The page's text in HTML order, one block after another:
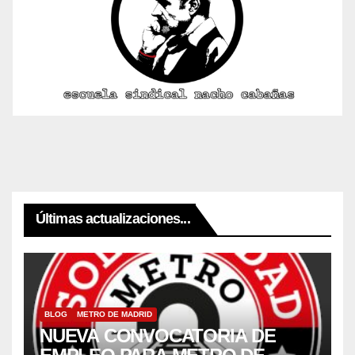
Últimas actualizaciones...
BLOG METRO DE MADRID
NUEVA CONVOCATORIA DE